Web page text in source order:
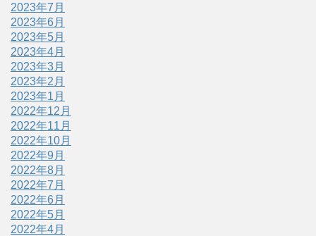
2023年7月
2023年6月
2023年5月
2023年4月
2023年3月
2023年2月
2023年1月
2022年12月
2022年11月
2022年10月
2022年9月
2022年8月
2022年7月
2022年6月
2022年5月
2022年4月